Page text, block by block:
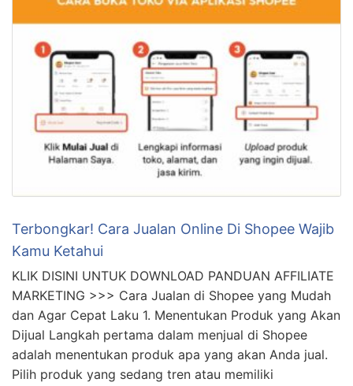
Related Posts
Terbongkar! Cara Jualan Online Di Shopee Wajib
Kamu Ketahui